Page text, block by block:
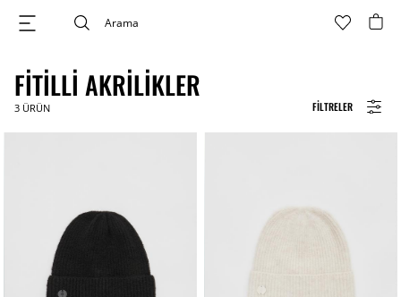
FILTRELER
FITILLI AKRILIKLER
3 ÜRÜN